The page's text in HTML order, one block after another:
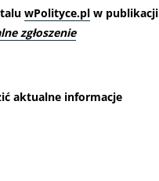
wPolityce.pl w publikacji
zgłoszenie
aktualne informacje